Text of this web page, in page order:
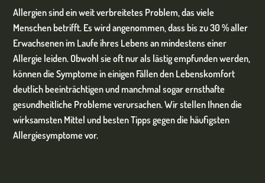
Allergien sind ein weit verbreitetes Problem, das viele
Menschen betrifft. Es wird angenommen, dass bis zu 30 % aller
Erwachsenen im Laufe ihres Lebens an mindestens einer
Allergie leiden. Obwohl sie oft nur als lästig empfunden werden,
können die Symptome in einigen Fällen den Lebenskomfort
deutlich beeinträchtigen und manchmal sogar ernsthafte
gesundheitliche Probleme verursachen. Wir stellen Ihnen die
wirksamsten Mittel und besten Tipps gegen die häufigsten
Allergiesymptome vor.